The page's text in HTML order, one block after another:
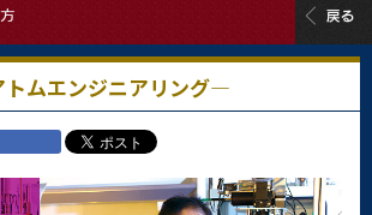
ムエンジニアリング—